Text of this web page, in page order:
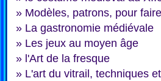
» Modèles, patrons, pour
» La gastronomie médiévale
» Les jeux au moyen âge
» l'Art de la fresque
» L'art du vitrail, techniques